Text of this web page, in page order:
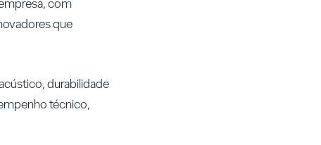
com
que
durabilidade
técnico,